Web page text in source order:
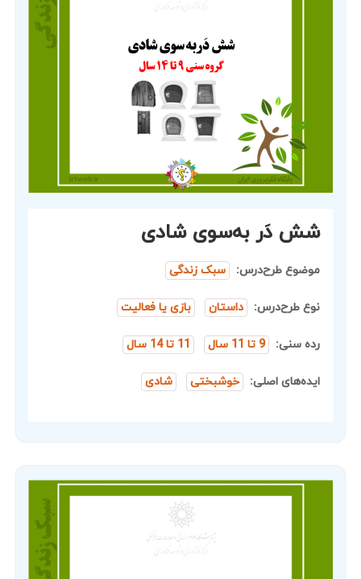
شش دَر به‌سوی شادی
موضوع طرح‌درس: سبک زندگی
نوع طرح‌درس: داستان بازی یا فعالیت
رده سنی: 9 تا 11 سال 11 تا 14 سال
ایده‌های اصلی: خوشبختی شادی